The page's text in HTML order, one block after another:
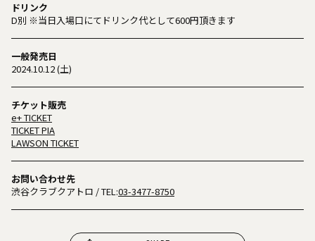
ドリンク
D別 ※当日入場口にてドリンク代として600円頂きます
一般発売日
2024.10.12 (土)
チケット販売
e+ TICKET
TICKET PIA
LAWSON TICKET
お問い合わせ先
渋谷クラブクアトロ / TEL:03-3477-8750